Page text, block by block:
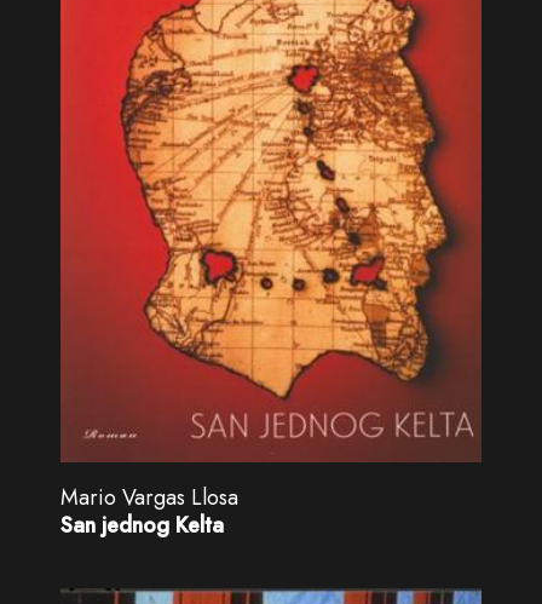
Mario Vargas Llosa
San jednog Kelta